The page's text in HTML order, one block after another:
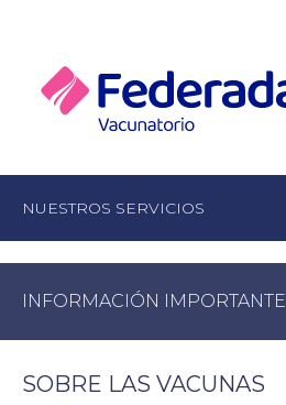
NUESTROS SERVICIOS
INFORMACIÓN IMPORTANTE
SOBRE LAS VACUNAS